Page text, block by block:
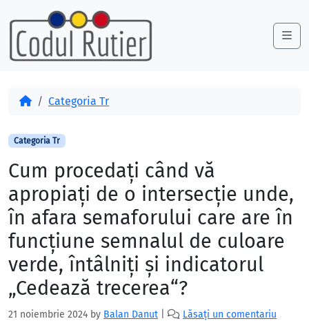
Skip to content
Skip to footer
AcasăCategoria Tr
Categoria Tr
Cum procedați când vă
apropiați de o intersecție unde,
în afara semaforului care are în
funcțiune semnalul de culoare
verde, întâlniți și indicatorul
„Cedează trecerea“?
21 noiembrie 2024 by Balan Danut Lăsați un comentariu